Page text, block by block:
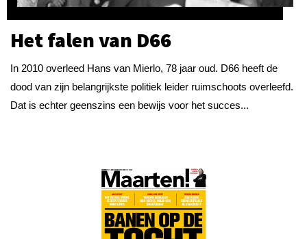
Het falen van D66
In 2010 overleed Hans van Mierlo, 78 jaar oud. D66 heeft de
dood van zijn belangrijkste politiek leider ruimschoots overleefd.
Dat is echter geenszins een bewijs voor het succes...